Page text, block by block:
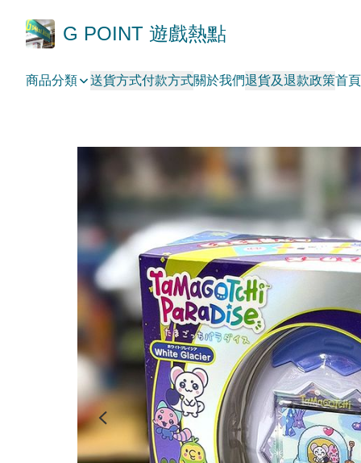
G POINT 遊戲熱點
商品分類 送貨方式付款方式關於我們退貨及退款政策首頁